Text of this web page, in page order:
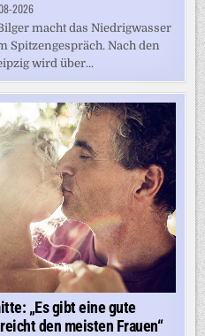
2026
macht das Niedrigwasser
Spitzengespräch. Nach den
wird über...
„Es gibt eine gute
den meisten Frauen“